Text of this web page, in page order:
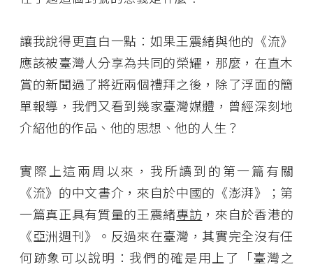
讓我說得更直白一點：如果王震緒與他的《流》
應該被臺灣人分享為共同的榮耀，那麼，在直木
賞的新聞過了將近兩個禮拜之後，除了浮面的簡
單報導，我們又看到幾家臺灣媒體，曾經深刻地
介紹他的作品、他的思想、他的人生？
實際上這兩周以來，我所讀到的第一篇有關
《流》的中文書介，來自於中國的《澎湃》；第
一篇真正具有質量的王震緒專訪 ，來自於香港的
《亞洲週刊》。反過來在臺灣，其實完全沒有任
何跡象可以說明：我們的確是用上了「臺灣之